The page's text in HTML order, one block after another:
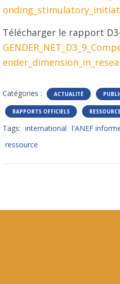
Télécharger le rapport
Catégories : ACTUALITÉ
RAPPORTS OFFICIELS
Tags: international l'ANEF
ressource